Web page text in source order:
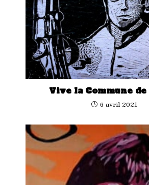
Vive la Commune
6 avril 2021